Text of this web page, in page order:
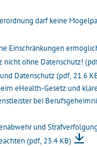
darf keine
Einschränkungen
nicht ohne Datenschutz!
Datenschutz(pdf, 21.6
eHealth-Gesetz und
bei
und
(pdf, 23.4 KB)